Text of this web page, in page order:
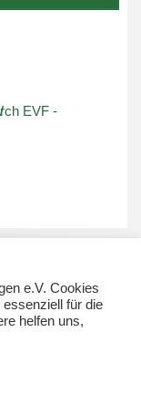
e.V. Cookies
für die
helfen uns,